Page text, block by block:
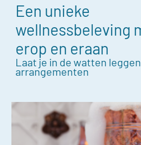
Een unieke
wellnessbeleving
erop en eraan
Laat je in de watten
arrangementen